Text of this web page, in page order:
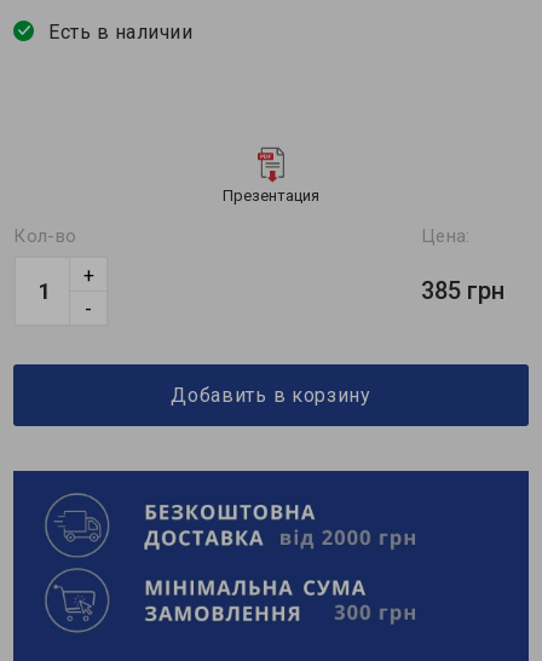
Есть в наличии
Презентация
Кол-во
-
+
Цена:
385 грн
Добавить в корзину